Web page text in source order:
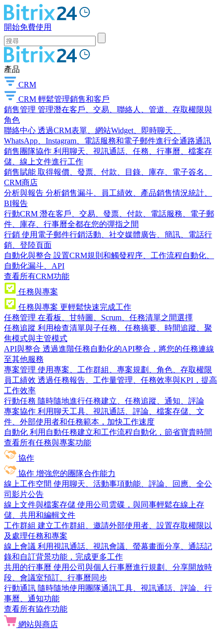
開始免費使用
產品
CRM
CRM 輕鬆管理銷售和客戶
銷售管理 管理潛在客戶、交易、聯絡人、管道、存取權限與
角色
聯絡中心 透過CRM表單、網站Widget、即時聊天、
WhatsApp、Instagram、電話服務和電子郵件進行全通路通訊
銷售團隊協作 利用聊天、視訊通話、任務、行事曆、檔案存
儲、線上文件進行工作
銷售賦能 取得報價、發票、付款、目錄、庫存、電子簽名、
CRM商店
分析與報告 分析銷售漏斗、員工績效、產品銷售情況統計、
BI報告
行動CRM 潛在客戶、交易、發票、付款、電話服務、電子郵
件、庫存、行事曆全都在您的彈指之間
行銷 使用電子郵件行銷活動、社交媒體廣告、簡訊、電話行
銷、登陸頁面
自動化與整合 設置CRM規則和觸發程序、工作流程自動化、
自動化漏斗、API
查看所有CRM功能
任務與專案
任務與專案 更輕鬆快速完成工作
任務管理 在看板、甘特圖、Scrum、任務清單之間選擇
任務追蹤 利用檢查清單與子任務、任務摘要、時間追蹤、聚
焦模式與主管模式
API與整合 透過進階任務自動化的API整合，將您的任務連線
至其他服務
專案管理 使用專案、工作群組、專案規劃、角色、存取權限
員工績效 透過任務報告、工作量管理、任務效率與KPI，提高
工作效率
行動任務 隨時隨地進行任務建立、任務追蹤、通知、評論
專案協作 利用聊天工具、視訊通話、評論、檔案存儲、文
件、外部使用者和任務範本，加快工作速度
自動化 利用自動任務建立和工作流程自動化，節省寶貴時間
查看所有任務與專案功能
協作
協作 增強您的團隊合作能力
線上工作空間 使用聊天、活動事項動能、評論、回應、全公
司影片公告
線上文件與檔案存儲 使用公司雲碟，與同事輕鬆在線上存
儲、共用和編輯文件
工作群組 建立工作群組、邀請外部使用者、設置存取權限以
及處理任務和專案
線上會議 利用視訊通話、視訊會議、螢幕畫面分享、通話記
錄和自訂背景功能，完成更多工作
共用的行事曆 使用公司與個人行事曆進行規劃、分享開放時
段、會議室預訂、行事曆同步
行動通訊 隨時隨地使用團隊通訊工具、視訊通話、評論、行
事曆、通知功能
查看所有協作功能
網站與商店